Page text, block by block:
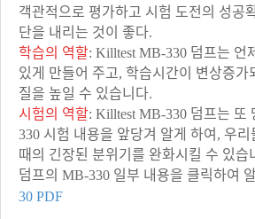
객관적으로 평가하고 시험 도전의 성공
단을 내리는 것이 좋다.
학습의 역할: Killtest MB-330 덤프는 언
있게 만들어 주고, 학습시간이 변상증가
질을 높일 수 있습니다.
시험의 역할: Killtest MB-330 덤프는 또
330 시험 내용을 앞당겨 알게 하여, 우
때의 긴장된 분위기를 완화시킬 수 있습
덤프의 MB-330 일부 내용을 클릭하여 알
30 PDF